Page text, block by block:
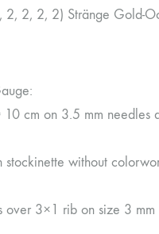
2, 2, 2, 2) Stränge Gold-
cm on 3.5 mm needles
stockinette without
over 3×1 rib on size 3 mm